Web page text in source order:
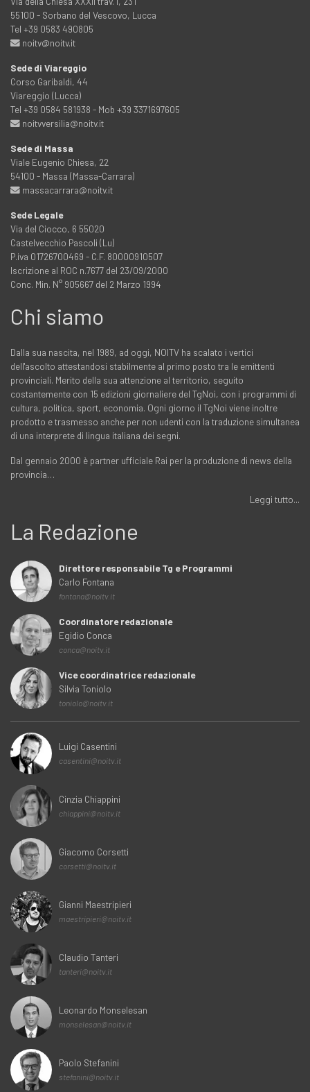
55100 - Sorbano del Vescovo, Lucca
Tel +39 0583 490805
noitv@noitv.it
Sede di Viareggio
Corso Garibaldi, 44
Viareggio (Lucca)
Tel +39 0584 581938 - Mob +39 3371697605
noitvversilia@noitv.it
Sede di Massa
Viale Eugenio Chiesa, 22
54100 - Massa (Massa-Carrara)
massacarrara@noitv.it
Sede Legale
Via del Ciocco, 6 55020
Castelvecchio Pascoli (Lu)
P.iva 01726700469 - C.F. 80000910507
Iscrizione al ROC n.7677 del 23/09/2000
Conc. Min. N° 905667 del 2 Marzo 1994
Chi siamo
Dalla sua nascita, nel 1989, ad oggi, NOITV ha scalato i vertici
dell'ascolto attestandosi stabilmente al primo posto tra le emittenti
provinciali. Merito della sua attenzione al territorio, seguito
costantemente con 15 edizioni giornaliere del TgNoi, con i programmi di
cultura, politica, sport, economia. Ogni giorno il TgNoi viene inoltre
prodotto e trasmesso anche per non udenti con la traduzione simultanea
di una interprete di lingua italiana dei segni.
Dal gennaio 2000 è partner ufficiale Rai per la produzione di news della
provincia…
Leggi tutto...
La Redazione
Direttore responsabile Tg e Programmi
Carlo Fontana
fontana@noitv.it
Coordinatore redazionale
Egidio Conca
conca@noitv.it
Vice coordinatrice redazionale
Silvia Toniolo
toniolo@noitv.it
Luigi Casentini
casentini@noitv.it
Cinzia Chiappini
chiappini@noitv.it
Giacomo Corsetti
corsetti@noitv.it
Gianni Maestripieri
maestripieri@noitv.it
Claudio Tanteri
tanteri@noitv.it
Leonardo Monselesan
monselesan@noitv.it
Paolo Stefanini
stefanini@noitv.it